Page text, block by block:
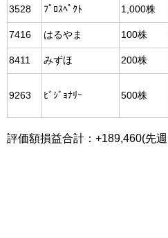
3528 ﾌﾟﾛｽﾍﾟｸﾄ 1,000株
7416 はるやま 100株
8411 みずほ 200株
9263 ﾋﾞｼﾞｮﾅﾘｰ 500株
評価額損益合計：+189,460(先